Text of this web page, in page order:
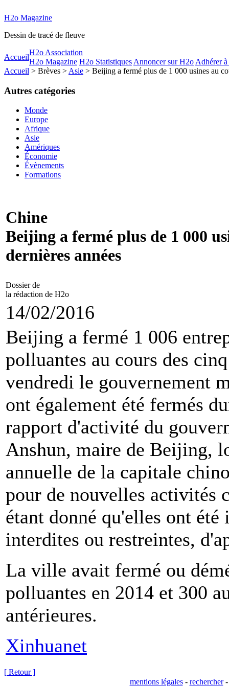
H2o Magazine
Dessin de tracé de fleuve
Accueil
H2o Association
H2o Magazine H2o Statistiques Annoncer sur H2o Adhérer
Accueil > Brèves > Asie > Beijing a fermé plus de 1 000 usines au
Autres catégories
Monde
Europe
Afrique
Asie
Amériques
Économie
Évènements
Formations
Chine
Beijing a fermé plus de 1 000
dernières années
Dossier de
la rédaction de H2o
14/02/2016
Beijing a fermé 1 006
polluantes au cours des
vendredi le gouvernement
ont également été fermés
rapport d'activité du
Anshun, maire de Beijing,
annuelle de la capitale
pour de nouvelles activités
étant donné qu'elles ont
interdites ou restreintes,
La ville avait fermé ou
polluantes en 2014 et 300
antérieures.
Xinhuanet
[ Retour ]
mentions légales- rechercher